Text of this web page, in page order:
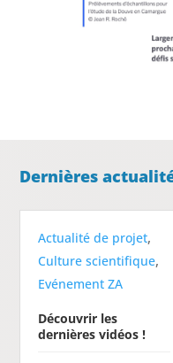
Dernières
Actualité de projet,
Culture scientifique,
Evénement ZA
Découvrir les
dernières vidéos !